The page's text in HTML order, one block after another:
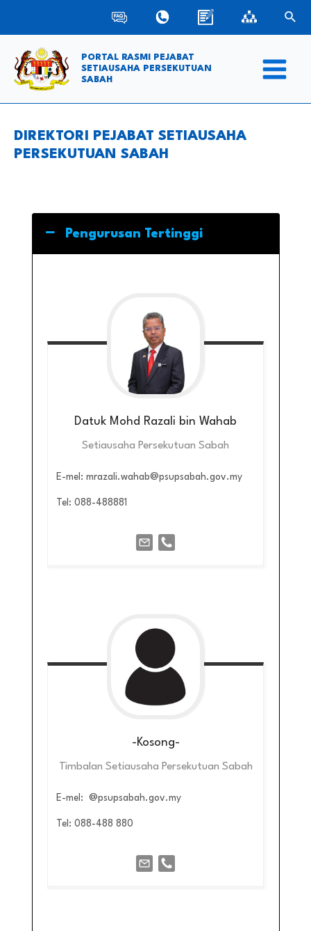
PORTAL RASMI PEJABAT
SETIAUSAHA PERSEKUTUAN
SABAH
Main
DIREKTORI PEJABAT SETIAUSAHA
PERSEKUTUAN SABAH
Pengurusan Tertinggi
Datuk Mohd Razali bin Wahab
Setiausaha Persekutuan Sabah
E-mel: mrazali.wahab@psupsabah.gov.my
Tel: 088-488881
-Kosong-
Timbalan Setiausaha Persekutuan Sabah
E-mel: @psupsabah.gov.my
Tel: 088-488 880